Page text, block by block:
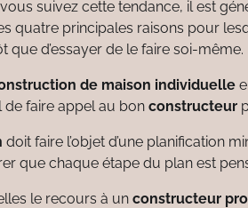
suivez cette tendance, il est
quatre principales raisons pour
que d’essayer de le faire soi-même.
de maison individuelle
de faire appel au bon constructeur
doit faire l’objet d’une planification
que chaque étape du plan est
le recours à un constructeur